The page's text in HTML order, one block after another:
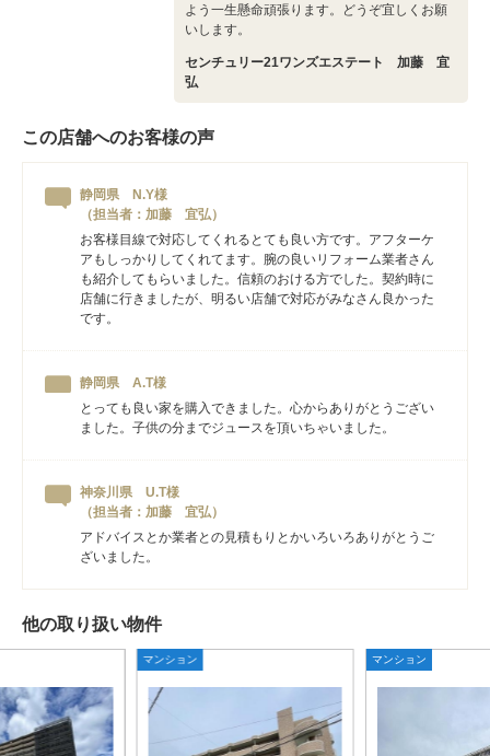
よう一生懸命頑張ります。どうぞ宜しくお願
いします。
センチュリー21ワンズエステート 加藤 宜
弘
この店舗へのお客様の声
静岡県 N.Y様
（担当者：加藤 宜弘）
お客様目線で対応してくれるとても良い方です。アフターケ
アもしっかりしてくれてます。腕の良いリフォーム業者さん
も紹介してもらいました。信頼のおける方でした。契約時に
店舗に行きましたが、明るい店舗で対応がみなさん良かった
です。
静岡県 A.T様
とっても良い家を購入できました。心からありがとうござい
ました。子供の分までジュースを頂いちゃいました。
神奈川県 U.T様
（担当者：加藤 宜弘）
アドバイスとか業者との見積もりとかいろいろありがとうご
ざいました。
他の取り扱い物件
マンション マンション